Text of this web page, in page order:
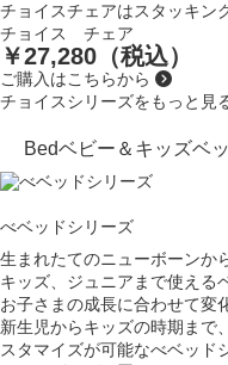
チョイスチェアはスタッキン
チョイス チェア
￥27,280（税込）
ご購入はこちらから
チョイスシリーズをもっと見
Bedベビー＆キッズベ
べベッドシリーズ
生まれたてのニューボーンか
キッズ、ジュニアまで使える
お子さまの成長に合わせて変
新生児からキッズの時期まで
スタマイズが可能なべベッド